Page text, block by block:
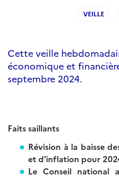
VEILLE
Cette veille
économique et
septembre 2024.
Faits saillants
Révision à la baisse
et d’inflation pour
Le Conseil